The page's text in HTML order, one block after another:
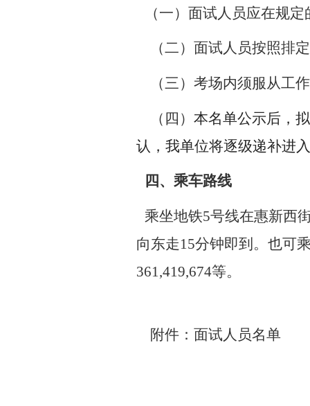
（一）面试人员应在规
（二）面试人员按照排
（三）考场内须服从工
（四） 本名单公示后，
认，我单位将逐级递补进
四、乘车路线
乘坐地铁5号线在惠新西
向东走15分钟即到。也可
361,419,674等。
附件：面试人员名单